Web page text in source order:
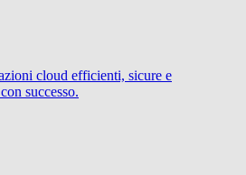
cloud efficienti, sicure e
successo.